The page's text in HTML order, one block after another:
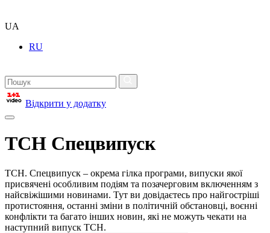
UA
RU
Відкрити у додатку
ТСН Спецвипуск
ТСН. Спецвипуск – окрема гілка програми, випуски якої
присвячені особливим подіям та позачерговим включенням з
найсвіжішими новинами. Тут ви довідаєтесь про найгостріші
протистояння, останні зміни в політичній обстановці, воєнні
конфлікти та багато інших новин, які не можуть чекати на
наступний випуск ТСН.